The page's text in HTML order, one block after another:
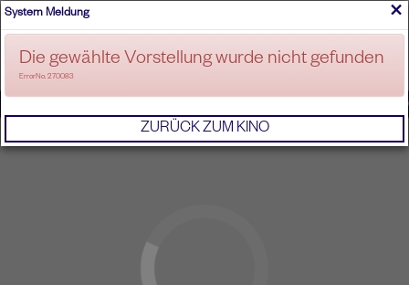
ANMELDEN
×
System Meldung
Die gewählte Vorstellung wurde nicht gefunden
ErrorNo. 270083
ZURÜCK ZUM KINO